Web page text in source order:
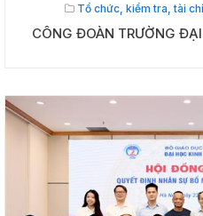
Tổ chức, kiểm tra, tài
CÔNG ĐOÀN TRƯỜNG